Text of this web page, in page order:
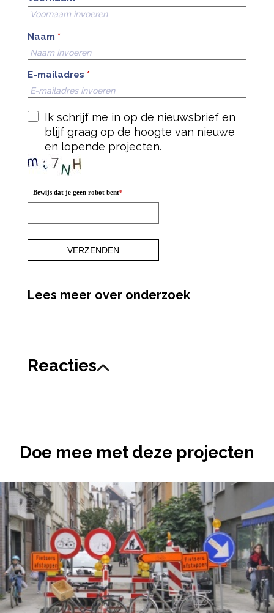
Naam *
E-mailadres *
Ik schrijf me in op de nieuwsbrief en
blijf graag op de hoogte van nieuwe
en lopende projecten.
Bewijs dat je geen robot bent*
Lees meer over onderzoek
Reacties
Doe mee met deze projecten